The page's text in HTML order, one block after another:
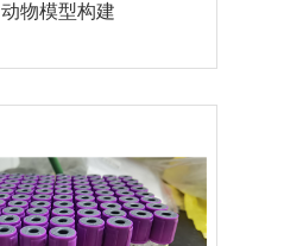
动物模型构建